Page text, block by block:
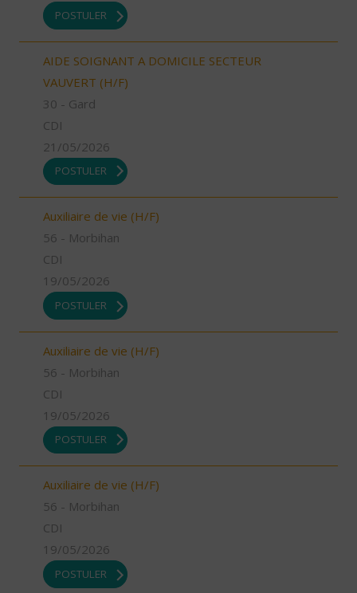
POSTULER
AIDE SOIGNANT A DOMICILE SECTEUR
VAUVERT (H/F)
30 - Gard
CDI
21/05/2026
POSTULER
Auxiliaire de vie (H/F)
56 - Morbihan
CDI
19/05/2026
POSTULER
Auxiliaire de vie (H/F)
56 - Morbihan
CDI
19/05/2026
POSTULER
Auxiliaire de vie (H/F)
56 - Morbihan
CDI
19/05/2026
POSTULER